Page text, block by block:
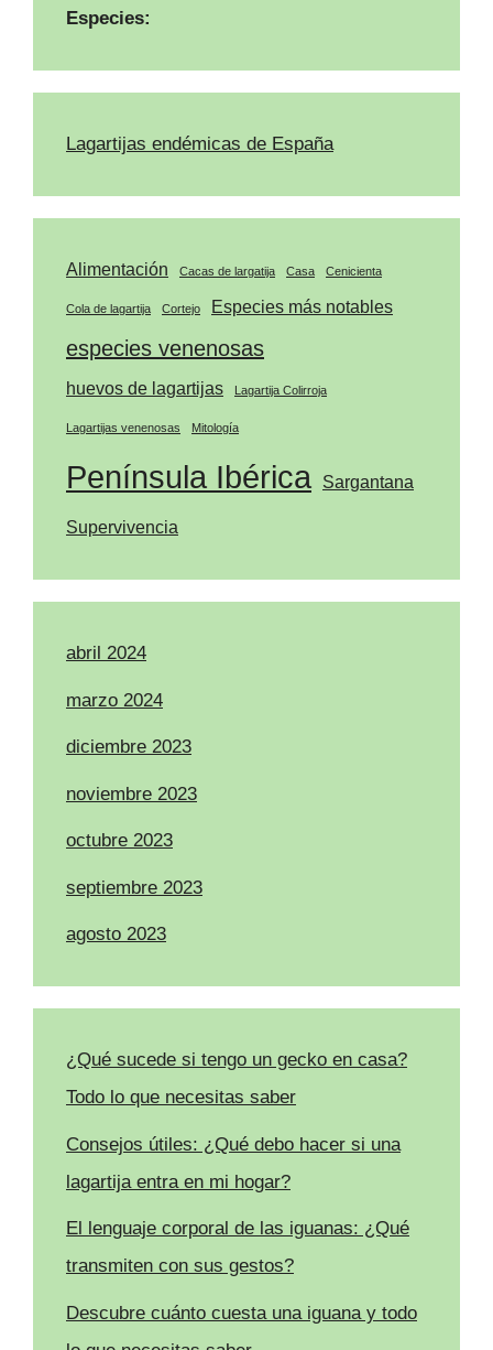
Especies:
Lagartijas endémicas de España
Alimentación Cacas de largatija Casa Cenicienta
Cola de lagartija Cortejo Especies más notables
especies venenosas
huevos de lagartijas Lagartija Colirroja
Lagartijas venenosas Mitología
Península Ibérica Sargantana
Supervivencia
abril 2024
marzo 2024
diciembre 2023
noviembre 2023
octubre 2023
septiembre 2023
agosto 2023
¿Qué sucede si tengo un gecko en casa?
Todo lo que necesitas saber
Consejos útiles: ¿Qué debo hacer si una
lagartija entra en mi hogar?
El lenguaje corporal de las iguanas: ¿Qué
transmiten con sus gestos?
Descubre cuánto cuesta una iguana y todo